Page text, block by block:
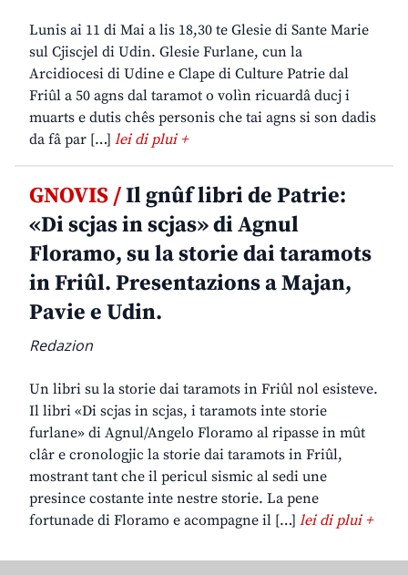
Lunis ai 11 di Mai a lis 18,30 te Glesie di Sante Marie
sul Cjiscjel di Udin. Glesie Furlane, cun la
Arcidiocesi di Udine e Clape di Culture Patrie dal
Friûl a 50 agns dal taramot o volìn ricuardâ ducj i
muarts e dutis chês personis che tai agns si son dadis
da fâ par […] lei di plui +
GNOVIS /Il gnûf libri de Patrie:
«Di scjas in scjas» di Agnul
Floramo, su la storie dai taramots
in Friûl. Presentazions a Majan,
Pavie e Udin.
Redazion
Un libri su la storie dai taramots in Friûl nol esisteve.
Il libri «Di scjas in scjas, i taramots inte storie
furlane» di Agnul/Angelo Floramo al ripasse in mût
clâr e cronologjic la storie dai taramots in Friûl,
mostrant tant che il pericul sismic al sedi une
presince costante inte nestre storie. La pene
fortunade di Floramo e acompagne il […] lei di plui +